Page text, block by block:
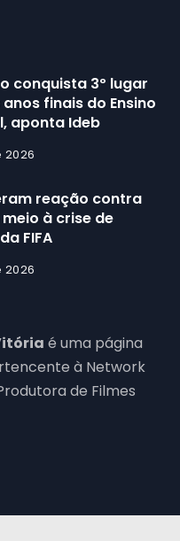
conquista 3º lugar
finais do Ensino
aponta Ideb
reação contra
à crise de
FIFA
é uma página
à Network
de Filmes